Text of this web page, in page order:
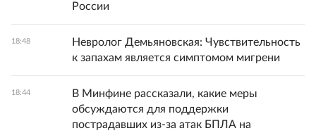
России
18:48
Невролог Демьяновская: Чувствительность
к запахам является симптомом мигрени
18:44
В Минфине рассказали, какие меры
обсуждаются для поддержки
пострадавших из-за атак БПЛА на